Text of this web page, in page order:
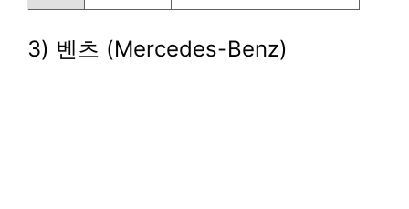
3) 벤츠 (Mercedes-Benz)